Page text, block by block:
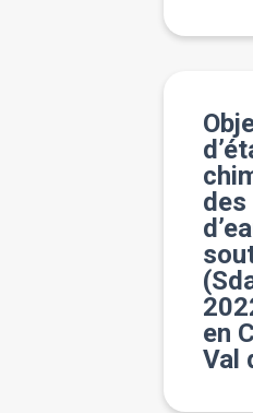
des
en
Val